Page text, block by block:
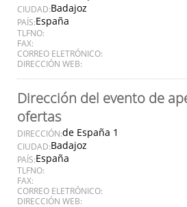
CIUDAD:Badajoz
PAÍS:España
TLFNO:
FAX:
CORREO ELETRÓNICO:
DIRECCIÓN WEB:
Dirección del evento de
ofertas
DIRECCIÓN:de España 1
CIUDAD:Badajoz
PAÍS:España
TLFNO:
FAX:
CORREO ELETRÓNICO:
DIRECCIÓN WEB: